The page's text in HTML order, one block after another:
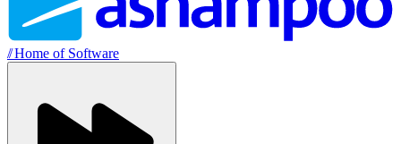
//Home of Software